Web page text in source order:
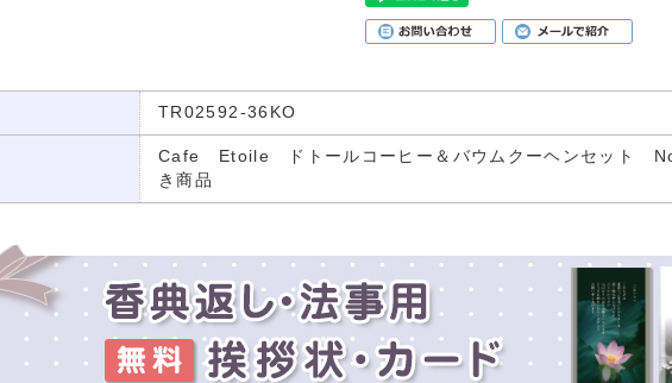
TR02592-36KO
Cafe Etoile ドトールコーヒー＆バウムクーヘンセット
き商品